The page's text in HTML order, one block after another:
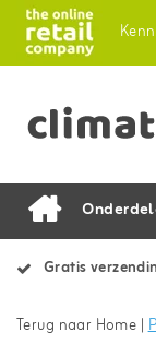
Gratis
Terug naar Home |